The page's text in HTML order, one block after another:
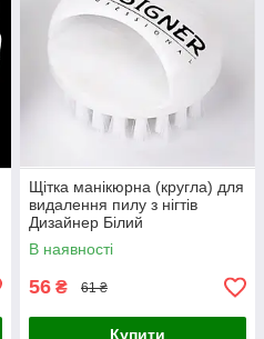
Щітка манікюрна (кругла) для
видалення пилу з нігтів
Дизайнер Білий
В наявності
56 ₴ 61 ₴
Купити